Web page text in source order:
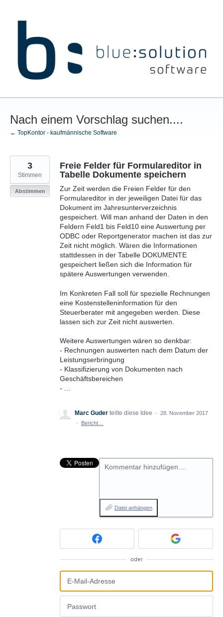
Nach einem Vorschlag suchen....
← TopKontor - kaufmännische Software
Freie Felder für Formulareditor in
Tabelle Dokumente speichern
Zur Zeit werden die Freien Felder für den
Formulareditor in der jeweiligen Datei für das
Dokument im Jahresunterverzeichnis
gespeichert. Will man anhand der Daten in den
Feldern Feld1 bis Feld10 eine Auswertung per
ODBC oder Reportgenerator machen ist das zur
Zeit nicht möglich. Wären die Informationen
stattdessen in der Tabelle DOKUMENTE
gespeichert ließen sich die Information für
spätere Auswertungen verwenden.
Im Konkreten Fall soll für spezielle Rechnungen
eine Kostenstelleninformation für den
Steuerberater mit angegeben werden. Diese
lassen sich zur Zeit nicht auswerten.
Weitere Auswertungen wären so denkbar:
- Rechnungen auswerten nach dem Datum der
Leistungserbringung
- Klassifizierung von Dokumenten nach
Geschäftsbereichen
- ...
3
Stimmen
Abstimmen
Marc Guder teilte diese Idee · 28. November 2017
·
Bericht…
Kommentar hinzufügen…
Datei anhängen
oder